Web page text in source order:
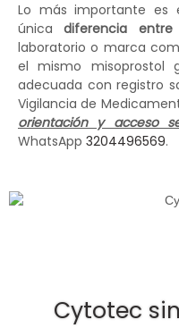
Lo más importante es
únicadiferencia
laboratorio o marca
el mismo misoprostol
adecuada con registro
Vigilancia de
orientación y acceso
WhatsApp 3204496569.
Cytotec